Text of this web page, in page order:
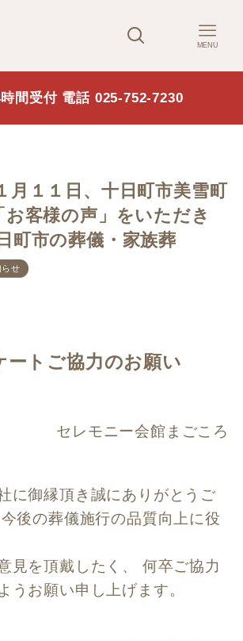
MENU
間受付 電話 025-752-7230
月１１日、十日町市美雪町
客様の声」をいただき
町市の葬儀・家族葬
らせ
ートご協力のお願い
セレモニー会館まごころ
に御縁頂き誠にありがとうご
後の葬儀施行の品質向上に役
見を頂戴したく、 何卒ご協力
うお願い申し上げます。